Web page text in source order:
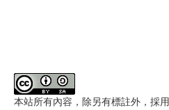
本站所有內容，除另有標註外，採用